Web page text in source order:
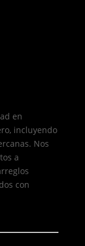
en
incluyendo
Nos
a
con